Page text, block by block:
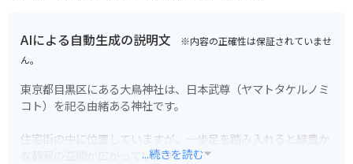
AIによる自動生成の説明文 ※内容の正確性は保証されていませ
ん。
東京都目黒区にある大鳥神社は、日本武尊（ヤマトタケルノミ
コト）を祀る由緒ある神社です。
住宅街の中に位置していますが、一歩足を踏み入れると緑豊か
な静寂の空間が広がっています。
...続きを読む